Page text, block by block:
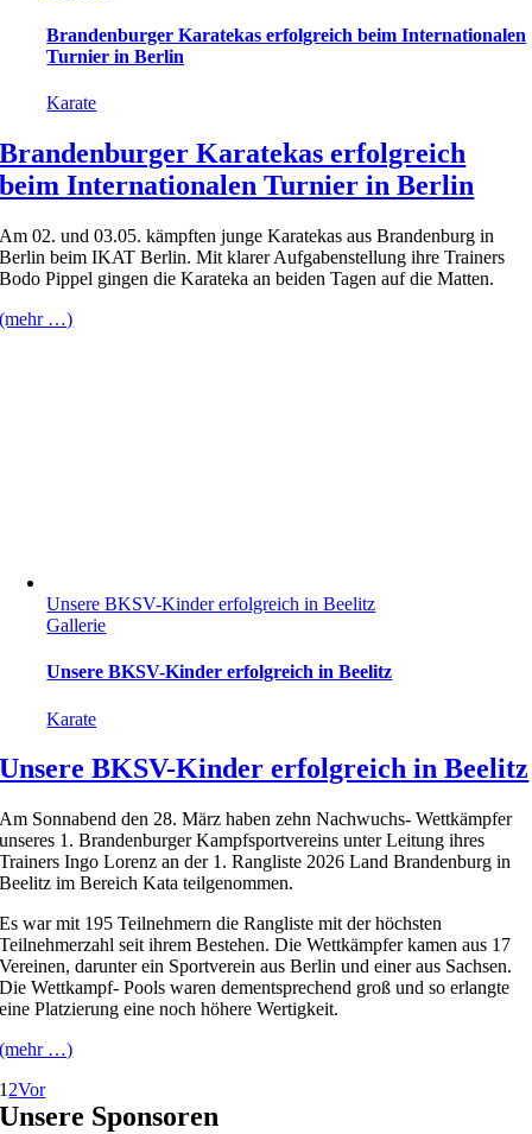
Brandenburger Karatekas erfolgreich beim Internationalen
Turnier in Berlin
Karate
Brandenburger Karatekas erfolgreich
beim Internationalen Turnier in Berlin
Am 02. und 03.05. kämpften junge Karatekas aus Brandenburg in
Berlin beim IKAT Berlin. Mit klarer Aufgabenstellung ihre Trainers
Bodo Pippel gingen die Karateka an beiden Tagen auf die Matten.
(mehr …)
Unsere BKSV-Kinder erfolgreich in Beelitz
Gallerie
Unsere BKSV-Kinder erfolgreich in Beelitz
Karate
Unsere BKSV-Kinder erfolgreich in Beelitz
Am Sonnabend den 28. März haben zehn Nachwuchs- Wettkämpfer
unseres 1. Brandenburger Kampfsportvereins unter Leitung ihres
Trainers Ingo Lorenz an der 1. Rangliste 2026 Land Brandenburg in
Beelitz im Bereich Kata teilgenommen.
Es war mit 195 Teilnehmern die Rangliste mit der höchsten
Teilnehmerzahl seit ihrem Bestehen. Die Wettkämpfer kamen aus 17
Vereinen, darunter ein Sportverein aus Berlin und einer aus Sachsen.
Die Wettkampf- Pools waren dementsprechend groß und so erlangte
eine Platzierung eine noch höhere Wertigkeit.
(mehr …)
1 2Vor
Unsere Sponsoren